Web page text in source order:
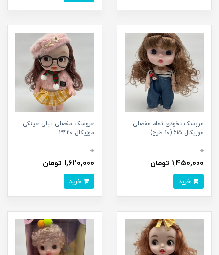
عروسک نخودی تمام مفصلی
موزیکال 615 (10 طرح)
0
1,450,000 تومان
عروسک مفصلی تپلی عینکی
موزیکال 3420
0
1,620,000 تومان